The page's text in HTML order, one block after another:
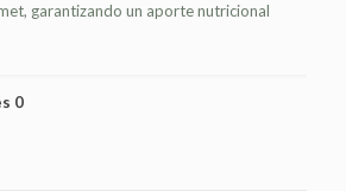
garantizando un aporte nutricional
0